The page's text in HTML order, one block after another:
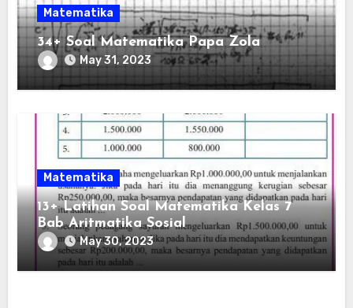
Matematika
34+ Soal Matematika Papa Zola
May 31, 2023
Matematika
13+ Latihan Soal Matematika Kelas 7
Bab Aritmatika Sosial
May 30, 2023